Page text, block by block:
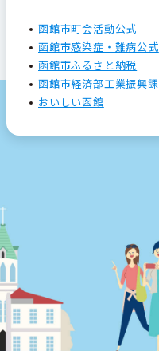
函館市町会活動公式
函館市感染症・難病公式
函館市ふるさと納税
函館市経済部工業振興課
おいしい函館